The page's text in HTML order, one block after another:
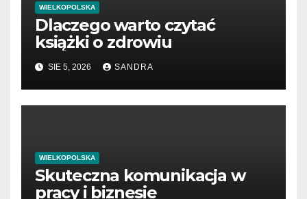
WIELKOPOLSKA
Dlaczego warto czytać
książki o zdrowiu
SIE 5, 2026 SANDRA
WIELKOPOLSKA
Skuteczna komunikacja w
pracy i biznesie